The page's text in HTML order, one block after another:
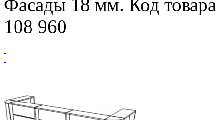
Фасады 18 мм. Код
108 960